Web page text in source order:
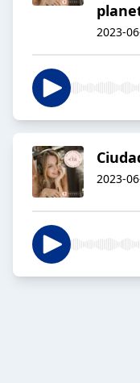
2023-
2023-